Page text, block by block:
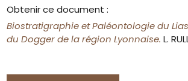
Obtenir ce document :
Biostratigraphie et Paléontologie du
du Dogger de la région Lyonnaise.L.